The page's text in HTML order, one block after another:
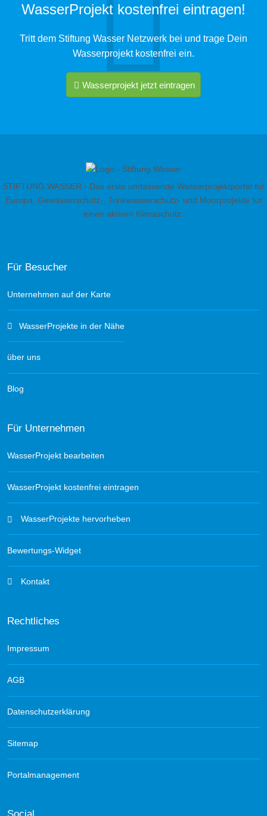
WasserProjekt kostenfrei eintragen!
Tritt dem Stiftung Wasser Netzwerk bei und trage Dein
Wasserprojekt kostenfrei ein.
Wasserprojekt jetzt eintragen
STIFTUNG WASSER - Das erste umfassende Wasserprojektportal für
Europa. Gewässerschutz-, Trinkwasserschutz- und Moorprojekte für
einen aktiven Klimaschutz.
Für Besucher
Unternehmen auf der Karte
WasserProjekte in der Nähe
über uns
Blog
Für Unternehmen
WasserProjekt bearbeiten
WasserProjekt kostenfrei eintragen
WasserProjekte hervorheben
Bewertungs-Widget
Kontakt
Rechtliches
Impressum
AGB
Datenschutzerklärung
Sitemap
Portalmanagement